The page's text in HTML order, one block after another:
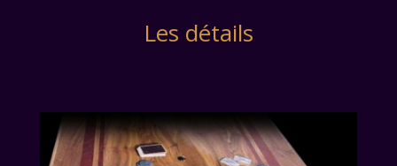
Les détails